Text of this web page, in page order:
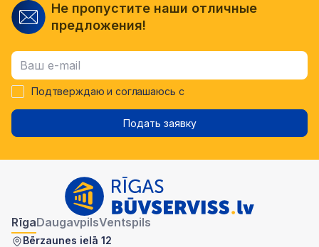
Не пропустите наши отличные
предложения!
Подтверждаю и соглашаюсь с
Подать заявку
RīgaDaugavpilsVentspils
Bērzaunes ielā 12